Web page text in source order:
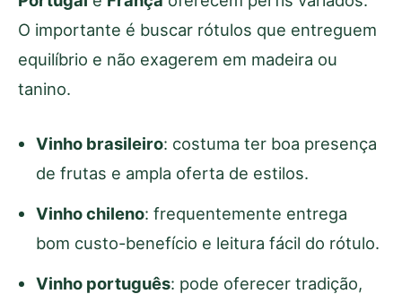
O importante é buscar rótulos que entreguem
equilíbrio e não exagerem em madeira ou
tanino.
Vinho brasileiro: costuma ter boa presença
de frutas e ampla oferta de estilos.
Vinho chileno: frequentemente entrega
bom custo-benefício e leitura fácil do rótulo.
Vinho português: pode oferecer tradição,